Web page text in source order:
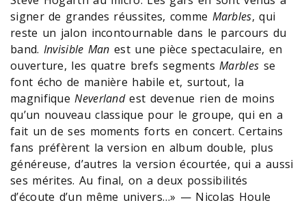
signer de grandes réussites, comme Marbles, qui
reste un jalon incontournable dans le parcours du
band. Invisible Man est une pièce spectaculaire, en
ouverture, les quatre brefs segmentsMarbles se
font écho de manière habile et, surtout, la
magnifiqueNeverlandest devenue rien de moins
qu’un nouveau classique pour le groupe, qui en a
fait un de ses moments forts en concert. Certains
fans préfèrent la version en album double, plus
généreuse, d’autres la version écourtée, qui a aussi
ses mérites. Au final, on a deux possibilités
d’écoute d’un même univers…» — Nicolas Houle